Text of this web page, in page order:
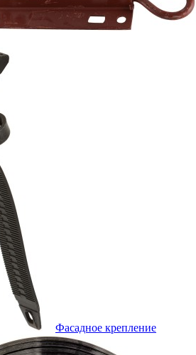
Фасадное крепление